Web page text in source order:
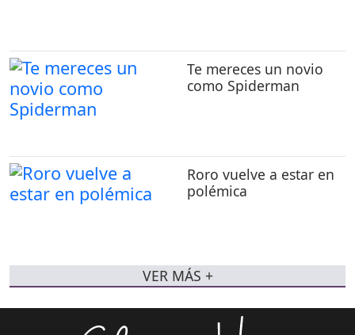
Te mereces un novio
como Spiderman
Roro vuelve a estar en
polémica
VER MÁS +